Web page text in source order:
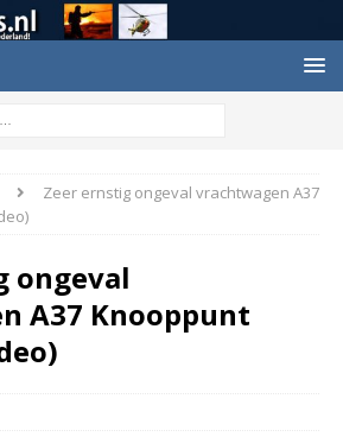
Zeer ernstig ongeval vrachtwagen A37
ongeval
A37 Knooppunt